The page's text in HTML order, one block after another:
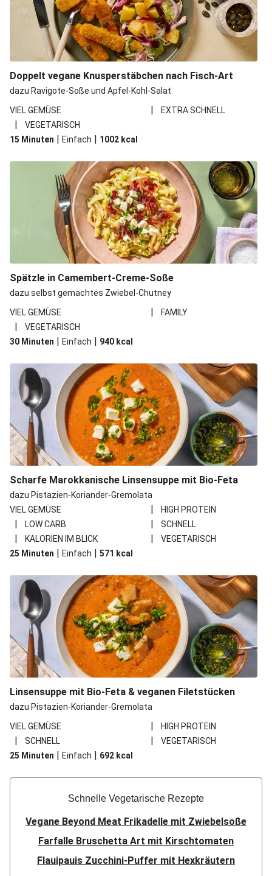
Doppelt vegane Knusperstäbchen nach Fisch-Art
dazu Ravigote-Soße und Apfel-Kohl-Salat
VIEL GEMÜSE
| EXTRA SCHNELL
|
VEGETARISCH
15 Minuten | Einfach | 1002 kcal
Spätzle in Camembert-Creme-Soße
dazu selbst gemachtes Zwiebel-Chutney
VIEL GEMÜSE
| FAMILY
|
VEGETARISCH
30 Minuten | Einfach | 940 kcal
Scharfe Marokkanische Linsensuppe mit Bio-Feta
dazu Pistazien-Koriander-Gremolata
VIEL GEMÜSE
| HIGH PROTEIN
| LOW CARB | SCHNELL
| KALORIEN IM BLICK |
VEGETARISCH
25 Minuten | Einfach | 571 kcal
Linsensuppe mit Bio-Feta & veganen Filetstücken
dazu Pistazien-Koriander-Gremolata
VIEL GEMÜSE
| HIGH PROTEIN
| SCHNELL |
VEGETARISCH
25 Minuten | Einfach | 692 kcal
Schnelle Vegetarische Rezepte
Vegane Beyond Meat Frikadelle mit Zwiebelsoße
Farfalle Bruschetta Art mit Kirschtomaten
Flauipauis Zucchini-Puffer mit Hexkräutern